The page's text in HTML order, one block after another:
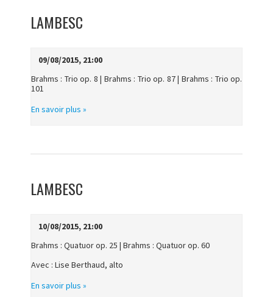
LAMBESC
09/08/2015, 21:00
Brahms : Trio op. 8 | Brahms : Trio op. 87 | Brahms : Trio op.
101
En savoir plus »
LAMBESC
10/08/2015, 21:00
Brahms : Quatuor op. 25 | Brahms : Quatuor op. 60
Avec : Lise Berthaud, alto
En savoir plus »